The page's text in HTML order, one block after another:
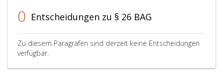
Prüfungszeugnis
über
die
Lehrabschlußprüfung.
0 Entscheidungen zu § 26 BAG
Zu diesem Paragrafen sind derzeit keine Entscheidungen
verfügbar.